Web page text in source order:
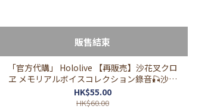
販售結束
「官方代購」 Hololive 【再販売】沙花叉クロ
ヱ メモリアルボイスコレクション錄音🎣沙花
叉
HK$55.00
HK$60.00